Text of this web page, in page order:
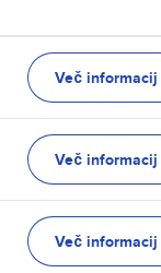
Več informacij
Več informacij
Več informacij